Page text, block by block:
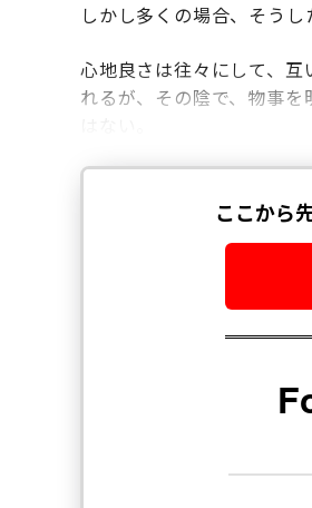
しかし多くの場合、そうし
心地良さは往々にして、
れるが、その陰で、物事